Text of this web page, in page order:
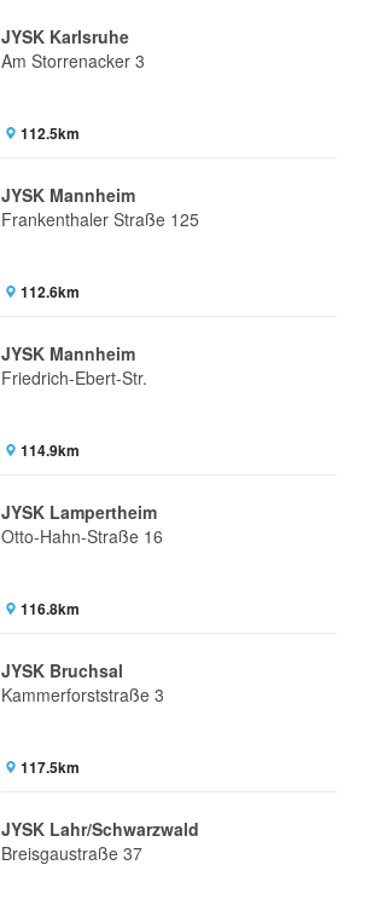
JYSK Karlsruhe
Am Storrenacker 3
112.5km
JYSK Mannheim
Frankenthaler Straße 125
112.6km
JYSK Mannheim
Friedrich-Ebert-Str.
114.9km
JYSK Lampertheim
Otto-Hahn-Straße 16
116.8km
JYSK Bruchsal
Kammerforststraße 3
117.5km
JYSK Lahr/Schwarzwald
Breisgaustraße 37